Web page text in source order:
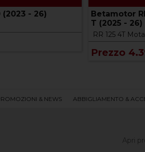
(2023 - 26)
Betamotor
T (2025 - 26)
RR 125 4T
Prezzo
& NEWS ABBIGLIAMENTO &
Apri